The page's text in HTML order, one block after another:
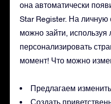
она автоматически
Star Register. На личную
можно зайти,
персонализировать
момент! Что можно
Предлагаем
Создать